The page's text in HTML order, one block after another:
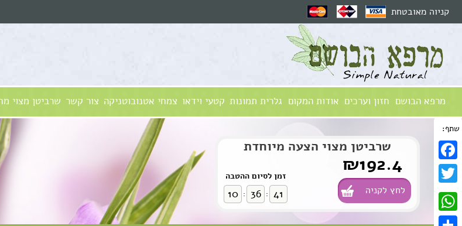
שתף:
Facebook
Twitter
WhatsApp
קניוה מאובטחת
מרפא הבושם חזון וערכים אודות המקום גלרית תמונות קטעי וידאו צמחי אטנובוטניקה צור קשר שרביטן מצוי
שרביטן מצוי הצעה מיוחדת
זמן לסיום ההטבה
40
:
36
:
10
₪192.4
לחץ לקניה